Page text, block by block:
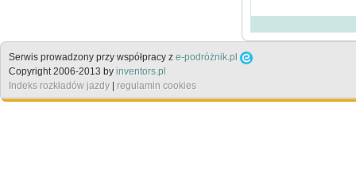
Serwis prowadzony przy współpracy z e-podróżnik.pl
Copyright 2006-2013 by inventors.pl
Indeks rozkładów jazdy
regulamin cookies